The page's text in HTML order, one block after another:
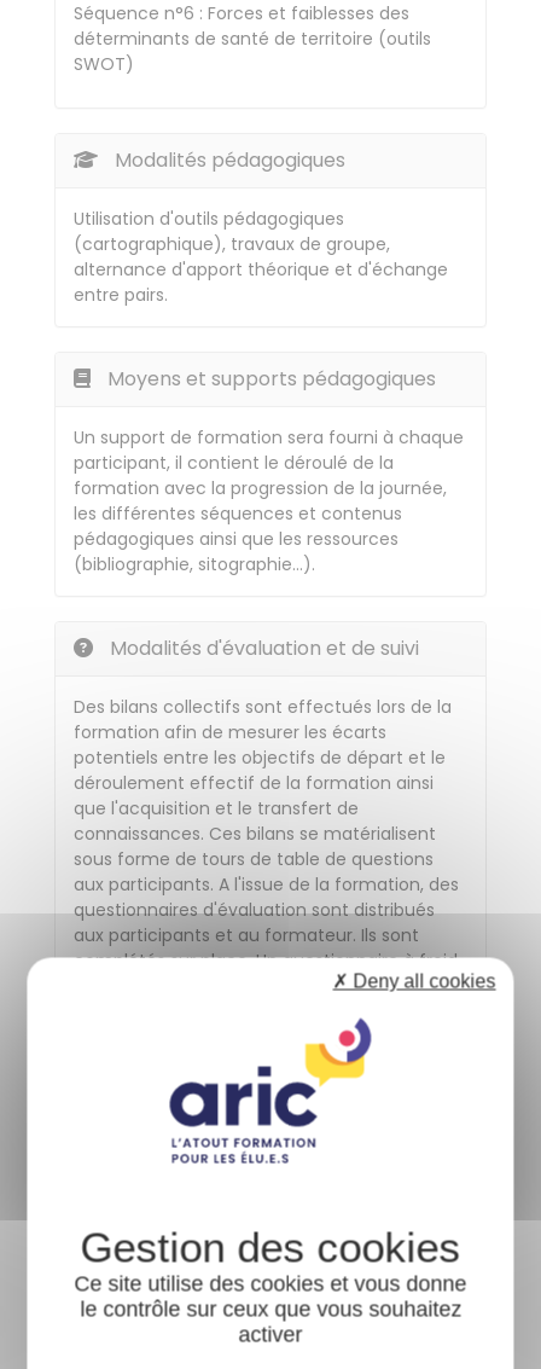
Séquence n°6 : Forces et faiblesses des
déterminants de santé de territoire (outils
SWOT)
Modalités pédagogiques
Utilisation d'outils pédagogiques
(cartographique), travaux de groupe,
alternance d'apport théorique et d'échange
entre pairs.
Moyens et supports pédagogiques
Un support de formation sera fourni à chaque
participant, il contient le déroulé de la
formation avec la progression de la journée,
les différentes séquences et contenus
pédagogiques ainsi que les ressources
(bibliographie, sitographie…).
Modalités d'évaluation et de suivi
Des bilans collectifs sont effectués lors de la
formation afin de mesurer les écarts
potentiels entre les objectifs de départ et le
déroulement effectif de la formation ainsi
que l'acquisition et le transfert de
connaissances. Ces bilans se matérialisent
sous forme de tours de table de questions
aux participants. A l'issue de la formation, des
questionnaires d'évaluation sont distribués
aux participants et au formateur. Ils sont
complétés sur place. Un questionnaire à froid
est envoyé quelques mois après la formation.
Ces évaluations permettent de recueillir, à
court et moyen terme, des données
quantitatives et qualitatives sur la réalisation
de la formation, l'atteinte des objectifs et les
futurs besoins en formation. Elles sont traitées
Afin d'organiser votre participation dans les
meilleures conditions et de nous assurer que
les moyens de la formation seront adaptés à
Ce site utilise des cookies et vous donne
le contrôle sur ceux que vous souhaitez
activer
✗ Deny all cookies